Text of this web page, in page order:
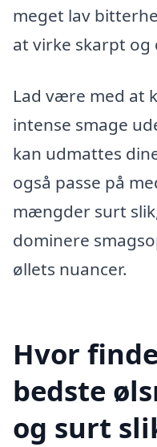
meget lav
at virke skarpt og
Lad være med at
intense smage
kan udmattes
også passe på
mængder surt
dominere
øllets nuancer.
Hvor
bedste
og surt